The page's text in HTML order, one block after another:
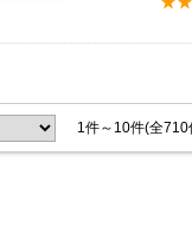
1件～10件(全